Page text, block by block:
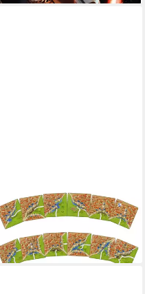
Zugbrücken -
Minierweiterung
7,19 €
lieferbar - in 4-5 Werktagen bei dir